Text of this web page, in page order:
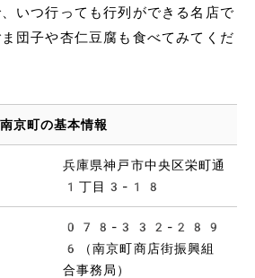
いつ行っても行列ができる名店で
団子や杏仁豆腐も食べてみてくだ
南京町の基本情報
兵庫県神戸市中央区栄町通
1丁目3-18
078-332-289
6（南京町商店街振興組
合事務局）